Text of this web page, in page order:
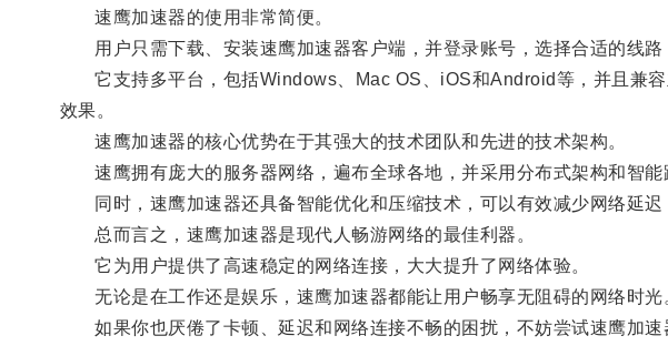
速鹰加速器的使用非常简便。
用户只需下载、安装速鹰加速器客户端，并登录账号，选择合适的线路
它支持多平台，包括Windows、Mac OS、iOS和Android等，并且兼容
效果。
速鹰加速器的核心优势在于其强大的技术团队和先进的技术架构。
速鹰拥有庞大的服务器网络，遍布全球各地，并采用分布式架构和智能
同时，速鹰加速器还具备智能优化和压缩技术，可以有效减少网络延迟
总而言之，速鹰加速器是现代人畅游网络的最佳利器。
它为用户提供了高速稳定的网络连接，大大提升了网络体验。
无论是在工作还是娱乐，速鹰加速器都能让用户畅享无阻碍的网络时光
如果你也厌倦了卡顿、延迟和网络连接不畅的困扰，不妨尝试速鹰加速